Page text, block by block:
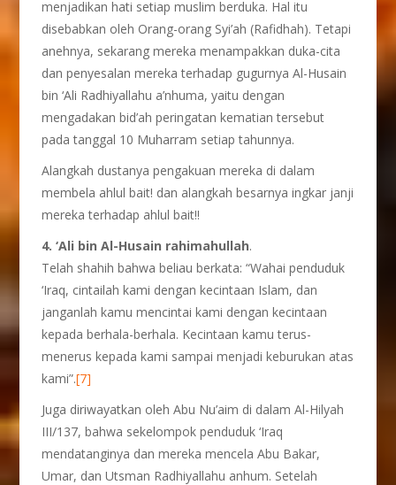
menjadikan hati setiap muslim berduka. Hal itu
disebabkan oleh Orang-orang Syi’ah (Rafidhah). Tetapi
anehnya, sekarang mereka menampakkan duka-cita
dan penyesalan mereka terhadap gugurnya Al-Husain
bin ‘Ali Radhiyallahu a’nhuma, yaitu dengan
mengadakan bid’ah peringatan kematian tersebut
pada tanggal 10 Muharram setiap tahunnya.
Alangkah dustanya pengakuan mereka di dalam
membela ahlul bait! dan alangkah besarnya ingkar janji
mereka terhadap ahlul bait!!
4. ‘Ali bin Al-Husain rahimahullah.
Telah shahih bahwa beliau berkata: “Wahai penduduk
‘Iraq, cintailah kami dengan kecintaan Islam, dan
janganlah kamu mencintai kami dengan kecintaan
kepada berhala-berhala. Kecintaan kamu terus-
menerus kepada kami sampai menjadi keburukan atas
kami”.[7]
Juga diriwayatkan oleh Abu Nu’aim di dalam Al-Hilyah
III/137, bahwa sekelompok penduduk ‘Iraq
mendatanginya dan mereka mencela Abu Bakar,
Umar, dan Utsman Radhiyallahu anhum. Setelah